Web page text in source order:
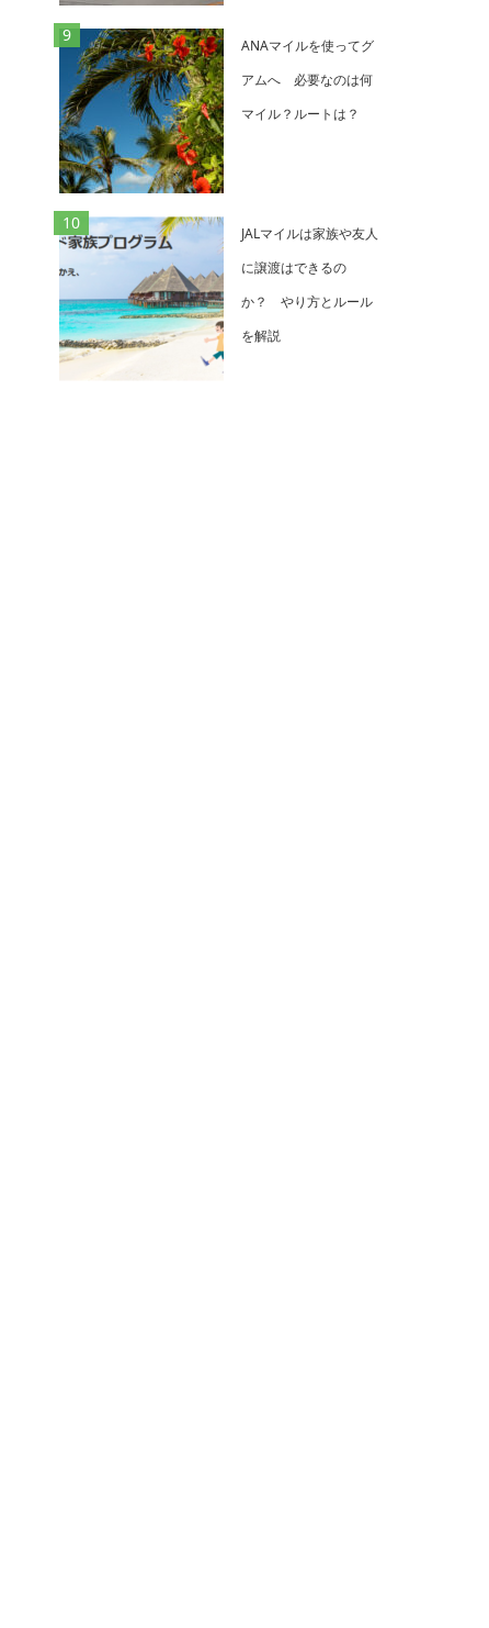
ANAマイルを使ってグ
アムへ 必要なのは何
マイル？ルートは？
JALマイルは家族や友人
に譲渡はできるの
か？ やり方とルール
を解説